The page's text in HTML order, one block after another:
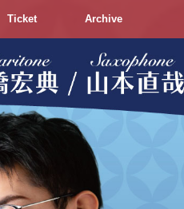
Ticket Archive